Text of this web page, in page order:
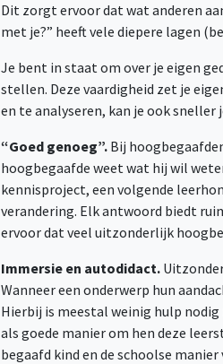
Dit zorgt ervoor dat wat anderen
met je?” heeft vele diepere lagen
Je bent in staat om over je eigen
stellen. Deze vaardigheid zet je
en te analyseren, kan je ook
“Goed genoeg”. Bij
hoogbegaafde weet wat hij wil
kennisproject, een volgende
verandering. Elk antwoord biedt
ervoor dat veel uitzonderlijk
Immersie en autodidact.
Wanneer een onderwerp hun
Hierbij is meestal weinig hulp
als goede manier om hen deze
begaafd kind en de schoolse manier